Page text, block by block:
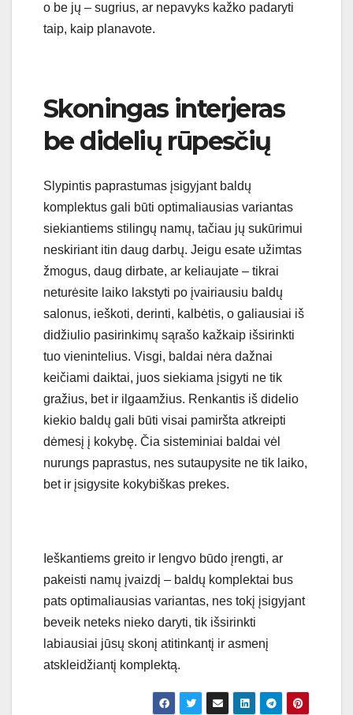
o be jų – sugrius, ar nepavyks kažko padaryti
taip, kaip planavote.
Skoningas interjeras
be didelių rūpesčių
Slypintis paprastumas įsigyjant baldų
komplektus gali būti optimaliausias variantas
siekiantiems stilingų namų, tačiau jų sukūrimui
neskiriant itin daug darbų. Jeigu esate užimtas
žmogus, daug dirbate, ar keliaujate – tikrai
neturėsite laiko lakstyti po įvairiausiu baldų
salonus, ieškoti, derinti, kalbėtis, o galiausiai iš
didžiulio pasirinkimų sąrašo kažkaip išsirinkti
tuo vienintelius. Visgi, baldai nėra dažnai
keičiami daiktai, juos siekiama įsigyti ne tik
gražius, bet ir ilgaamžius. Renkantis iš didelio
kiekio baldų gali būti visai pamiršta atkreipti
dėmesį į kokybę. Čia sisteminiai baldai vėl
nurungs paprastus, nes sutaupysite ne tik laiko,
bet ir įsigysite kokybiškas prekes.
Ieškantiems greito ir lengvo būdo įrengti, ar
pakeisti namų įvaizdį – baldų komplektai bus
pats optimaliausias variantas, nes tokį įsigyjant
beveik neteks nieko daryti, tik išsirinkti
labiausiai jūsų skonį atitinkantį ir asmenį
atskleidžiantį komplektą.